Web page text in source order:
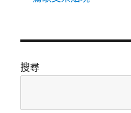
搜尋